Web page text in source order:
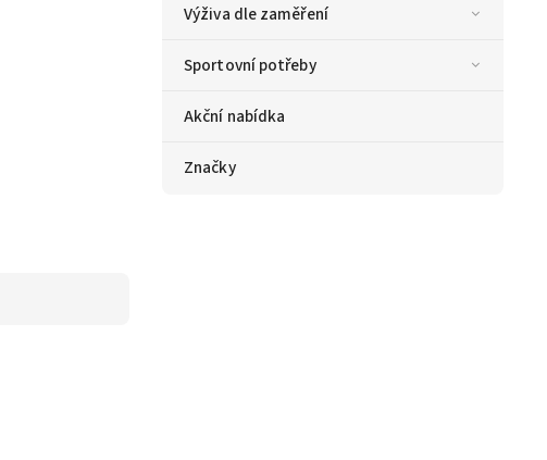
Výživa dle zaměření
Sportovní potřeby
Akční nabídka
Značky